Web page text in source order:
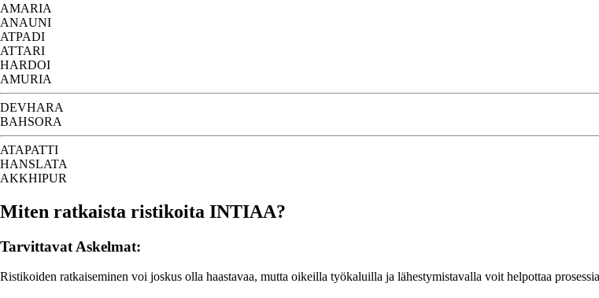
AMARIA
ANAUNI
ATPADI
ATTARI
HARDOI
AMURIA
DEVHARA
BAHSORA
ATAPATTI
HANSLATA
AKKHIPUR
Miten ratkaista ristikoita INTIAA?
Tarvittavat Askelmat:
Ristikoiden ratkaiseminen voi joskus olla haastavaa, mutta oikeilla työkaluilla ja lähestymistavalla voit helpottaa